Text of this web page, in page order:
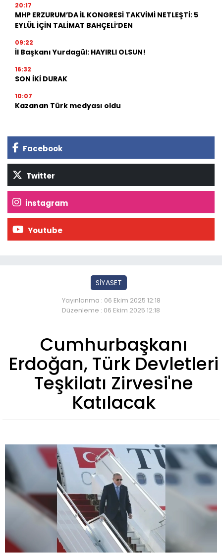
20:17
MHP ERZURUM’DA İL KONGRESİ TAKVİMİ NETLEŞTİ: 5
EYLÜL İÇİN TALİMAT BAHÇELİ’DEN
09:22
İl Başkanı Yurdagül: HAYIRLI OLSUN!
16:32
SON İKİ DURAK
10:07
Kazanan Türk medyası oldu
Facebook
Twitter
İnstagram
Youtube
SİYASET
Yayınlanma : 06 Ekim 2025 12:18
Düzenleme : 06 Ekim 2025 12:18
Cumhurbaşkanı
Erdoğan, Türk Devletleri
Teşkilatı Zirvesi'ne
Katılacak